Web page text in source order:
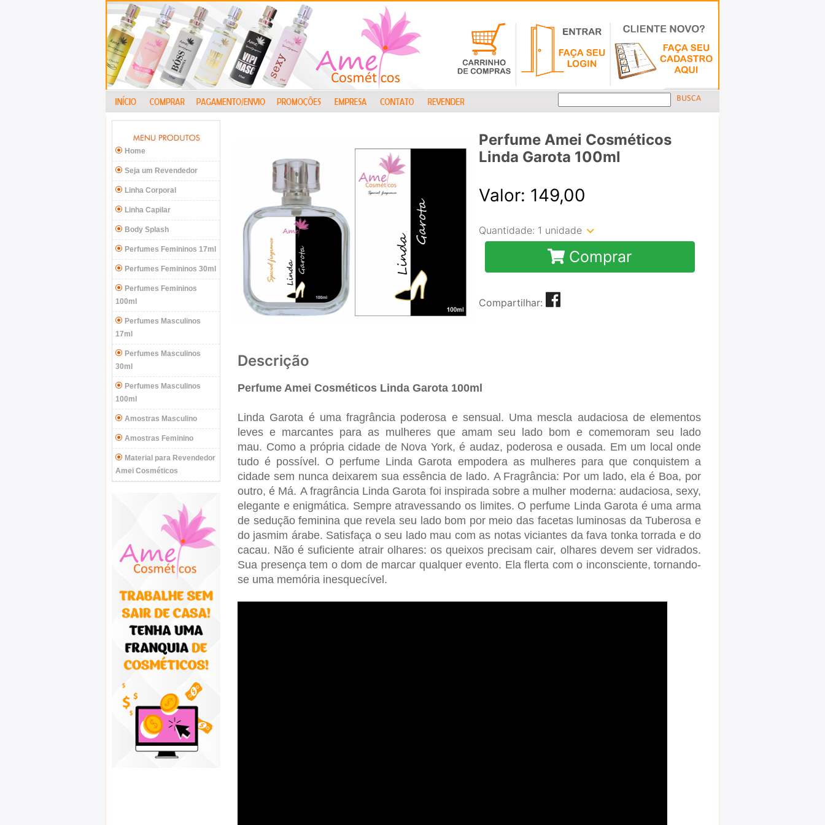
Home
Seja um Revendedor
Linha Corporal
Linha Capilar
Body Splash
Perfumes Femininos 17ml
Perfumes Femininos 30ml
Perfumes Femininos
100ml
Perfumes Masculinos
17ml
Perfumes Masculinos
30ml
Perfumes Masculinos
100ml
Amostras Masculino
Amostras Feminino
Material para Revendedor
Amei Cosméticos
Perfume Amei Cosméticos
Linda Garota 100ml
Valor: 149,00
Quantidade: 1 unidade
Comprar
Compartilhar:
Descrição
Perfume Amei Cosméticos Linda Garota 100ml
Linda Garota é uma fragrância poderosa e sensual. Uma mescla audaciosa de elementos
leves e marcantes para as mulheres que amam seu lado bom e comemoram seu lado
mau. Como a própria cidade de Nova York, é audaz, poderosa e ousada. Em um local onde
tudo é possível. O perfume Linda Garota empodera as mulheres para que conquistem a
cidade sem nunca deixarem sua essência de lado. A Fragrância: Por um lado, ela é Boa, por
outro, é Má. A fragrância Linda Garota foi inspirada sobre a mulher moderna: audaciosa, sexy,
elegante e enigmática. Sempre atravessando os limites. O perfume Linda Garota é uma arma
de sedução feminina que revela seu lado bom por meio das facetas luminosas da Tuberosa e
do jasmim árabe. Satisfaça o seu lado mau com as notas viciantes da fava tonka torrada e do
cacau. Não é suficiente atrair olhares: os queixos precisam cair, olhares devem ser vidrados.
Sua presença tem o dom de marcar qualquer evento. Ela flerta com o inconsciente, tornando-
se uma memória inesquecível.